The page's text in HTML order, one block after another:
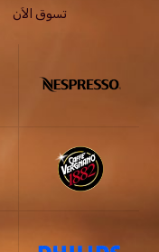
تسوق الاَن